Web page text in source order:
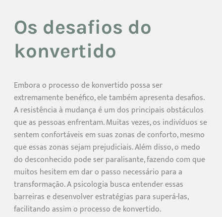
Os desafios do
konvertido
Embora o processo de konvertido possa ser
extremamente benéfico, ele também apresenta desafios.
A resistência à mudança é um dos principais obstáculos
que as pessoas enfrentam. Muitas vezes, os indivíduos se
sentem confortáveis em suas zonas de conforto, mesmo
que essas zonas sejam prejudiciais. Além disso, o medo
do desconhecido pode ser paralisante, fazendo com que
muitos hesitem em dar o passo necessário para a
transformação. A psicologia busca entender essas
barreiras e desenvolver estratégias para superá-las,
facilitando assim o processo de konvertido.